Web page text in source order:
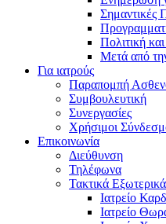
Σημαντικές
Πολιτική
Μετά από
Για ιατρούς
Παραπομπή
Συμβουλευτική
Συνεργασίες
Χρήσιμοι
Επικοινωνία
Διεύθυνση
Τηλέφωνα
Τακτικά Εξωτερικά
Ιατρείο
Ιατρείο